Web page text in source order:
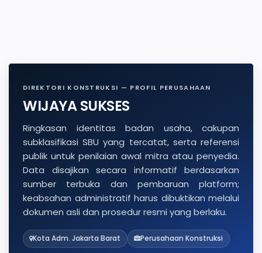
DIREKTORI KONSTRUKSI — PROFIL PERUSAHAAN
WIJAYA SUKSES
Ringkasan identitas badan usaha, cakupan
subklasifikasi SBU yang tercatat, serta referensi
publik untuk penilaian awal mitra atau penyedia.
Data disajikan secara informatif berdasarkan
sumber terbuka dan pembaruan platform;
keabsahan administratif harus dibuktikan melalui
dokumen asli dan prosedur resmi yang berlaku.
Kota Adm. Jakarta Barat Perusahaan Konstruksi